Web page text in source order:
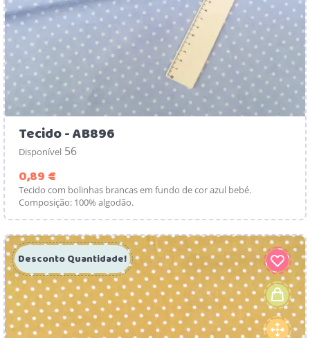
Tecido - AB896
Disponível 56
0,89 €
Tecido com bolinhas brancas em fundo de cor azul bebé.
Composição: 100% algodão.
Desconto Quantidade!